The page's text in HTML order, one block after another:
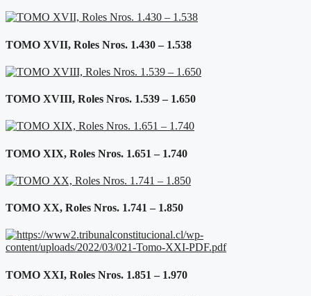
TOMO XVII, Roles Nros. 1.430 – 1.538
TOMO XVIII, Roles Nros. 1.539 – 1.650
TOMO XIX, Roles Nros. 1.651 – 1.740
TOMO XX, Roles Nros. 1.741 – 1.850
TOMO XXI, Roles Nros. 1.851 – 1.970